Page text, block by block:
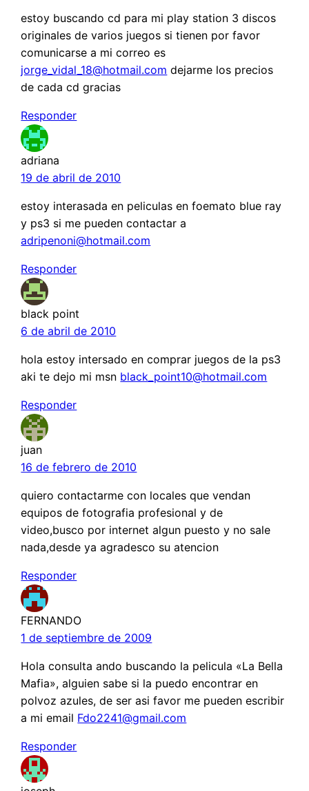
estoy buscando cd para mi play station 3 discos
originales de varios juegos si tienen por favor
comunicarse a mi correo es
jorge_vidal_18@hotmail.com dejarme los precios
de cada cd gracias
Responder
adriana
19 de abril de 2010
estoy interasada en peliculas en foemato blue ray
y ps3 si me pueden contactar a
adripenoni@hotmail.com
Responder
black point
6 de abril de 2010
hola estoy intersado en comprar juegos de la ps3
aki te dejo mi msn black_point10@hotmail.com
Responder
juan
16 de febrero de 2010
quiero contactarme con locales que vendan
equipos de fotografia profesional y de
video,busco por internet algun puesto y no sale
nada,desde ya agradesco su atencion
Responder
FERNANDO
1 de septiembre de 2009
Hola consulta ando buscando la pelicula «La Bella
Mafia», alguien sabe si la puedo encontrar en
polvoz azules, de ser asi favor me pueden escribir
a mi email Fdo2241@gmail.com
Responder